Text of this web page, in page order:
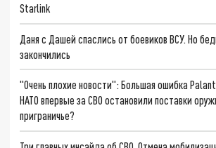
Starlink
Даня с Дашей спаслись от боевиков ВСУ. Но
закончились
"Очень плохие новости": Большая ошибка
НАТО впервые за СВО остановили поставки
приграничье?